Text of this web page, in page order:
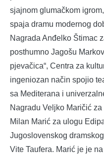
sjajnom glumačkom
spaja dramu modernog
Nagrada Anđelko Štimac
posthumno Jagošu
pjevačica“, Centra za
ingeniozan način spojio
sa Mediterana i
Nagradu Veljko Maričić
Milan Marić za ulogu
Jugoslovenskog
Vite Taufera. Marić je je